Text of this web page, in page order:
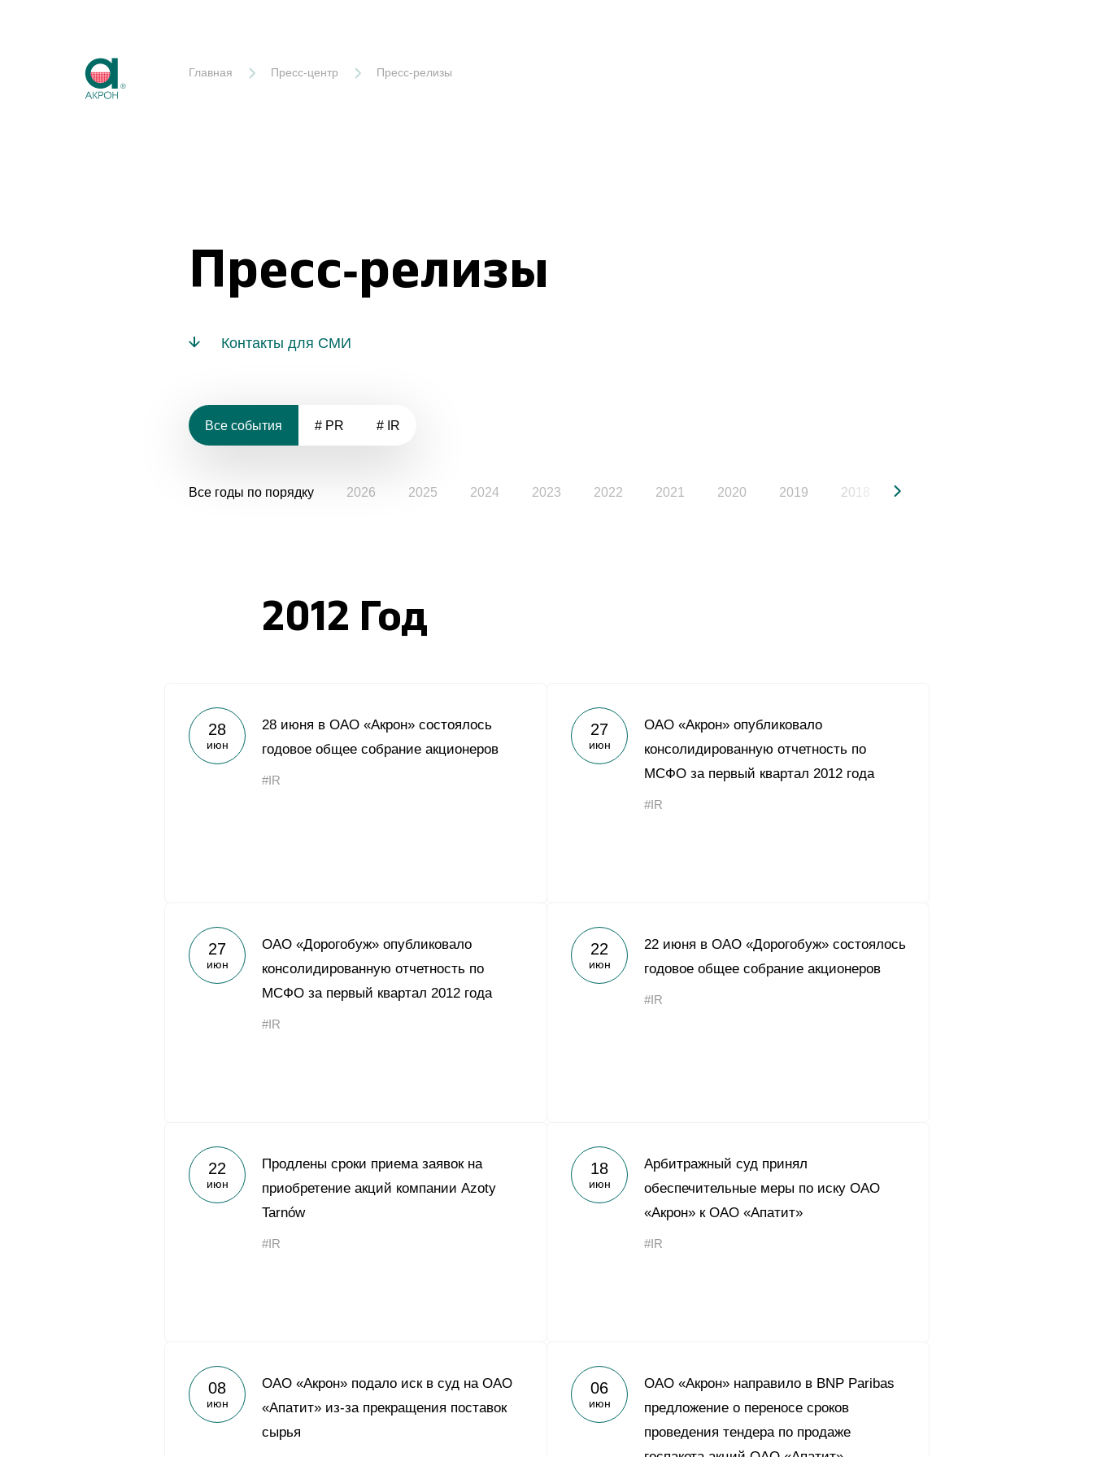
Главная Пресс-центр Пресс-релизы
Пресс-релизы
Контакты для СМИ
Все события # PR # IR
Все годы по порядку 2026 2025 2024 2023 2022 2021 2020 2019 2018
2012 Год
28
июн
28 июня в ОАО «Акрон» состоялось
годовое общее собрание акционеров
#IR
27
июн
ОАО «Акрон» опубликовало
консолидированную отчетность по
МСФО за первый квартал 2012 года
#IR
27
июн
ОАО «Дорогобуж» опубликовало
консолидированную отчетность по
МСФО за первый квартал 2012 года
#IR
22
июн
22 июня в ОАО «Дорогобуж» состоялось
годовое общее собрание акционеров
#IR
22
июн
Продлены сроки приема заявок на
приобретение акций компании Azoty
Tarnów
#IR
18
июн
Арбитражный суд принял
обеспечительные меры по иску ОАО
«Акрон» к ОАО «Апатит»
#IR
08
июн
ОАО «Акрон» подало иск в суд на ОАО
«Апатит» из-за прекращения поставок
сырья
06
июн
ОАО «Акрон» направило в BNP Paribas
предложение о переносе сроков
проведения тендера по продаже